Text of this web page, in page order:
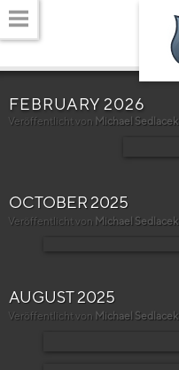
FEBRUARY 2026
Veröffentlicht von Michael Sedlacek
OCTOBER 2025
Veröffentlicht von Michael Sedlacek
AUGUST 2025
Veröffentlicht von Michael Sedlacek